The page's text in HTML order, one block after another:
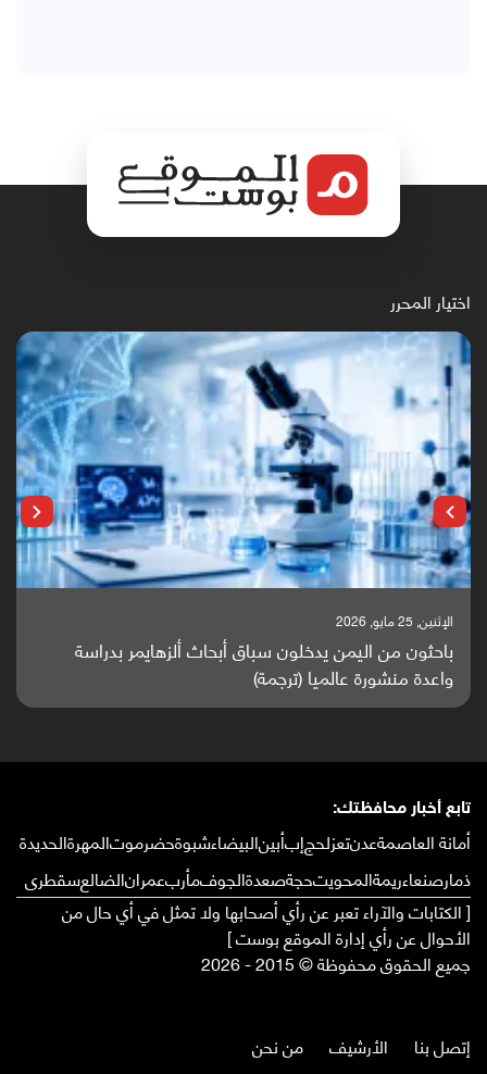
اختيار المحرر
الإثنين, 25 مايو, 2026
باحثون من اليمن يدخلون سباق أبحاث ألزهايمر بدراسة
واعدة منشورة عالميا (ترجمة)
تابع أخبار محافظتك:
أمانة العاصمةعدنتعزلحجإبأبينالبيضاءشبوةحضرموتالمهرةالحديدة
ذمارصنعاءريمةالمحويتحجةصعدةالجوفمأربعمرانالضالعسقطرى
[ الكتابات والآراء تعبر عن رأي أصحابها ولا تمثل في أي حال من
الأحوال عن رأي إدارة الموقع بوست ]
جميع الحقوق محفوظة © 2015 - 2026
إتصل بنا الأرشيف من نحن